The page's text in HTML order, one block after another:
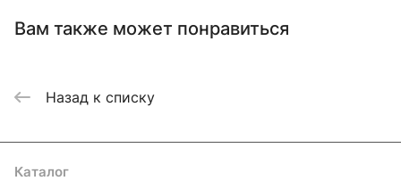
Вам также может понравиться
Назад к списку
Каталог